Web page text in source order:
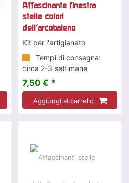
Affascinante finestra
stelle colori
dell'arcobaleno
Kit per l'artigianato
Tempi di consegna:
circa 2-3 settimane
7,50 € *
Aggiungi al carrello